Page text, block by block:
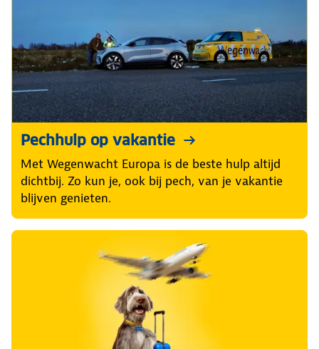
Pechhulp op vakantie
Met Wegenwacht Europa is de beste hulp altijd
dichtbij. Zo kun je, ook bij pech, van je vakantie
blijven genieten.